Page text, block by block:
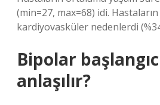
(min=27, max=68) idi.
kardiyovasküler nedenlerdi
Bipolar
anlaşılır?